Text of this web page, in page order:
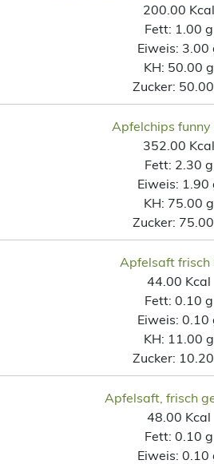
200.00 Kcal
Fett: 1.00 g
Eiweis: 3.00
KH: 50.00 g
Zucker:
Apfelchips funny
352.00 Kcal
Fett: 2.30 g
Eiweis: 1.90
KH: 75.00 g
Zucker:
Apfelsaft frisch
44.00 Kcal
Fett: 0.10 g
Eiweis: 0.10
KH: 11.00 g
Zucker:
Apfelsaft, frisch
48.00 Kcal
Fett: 0.10 g
Eiweis: 0.10